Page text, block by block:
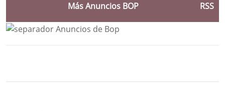
Más Anuncios BOP RSS